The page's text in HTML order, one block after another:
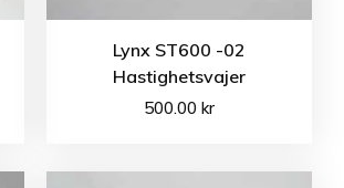
Lynx ST600 -02
Hastighetsvajer
500.00 kr